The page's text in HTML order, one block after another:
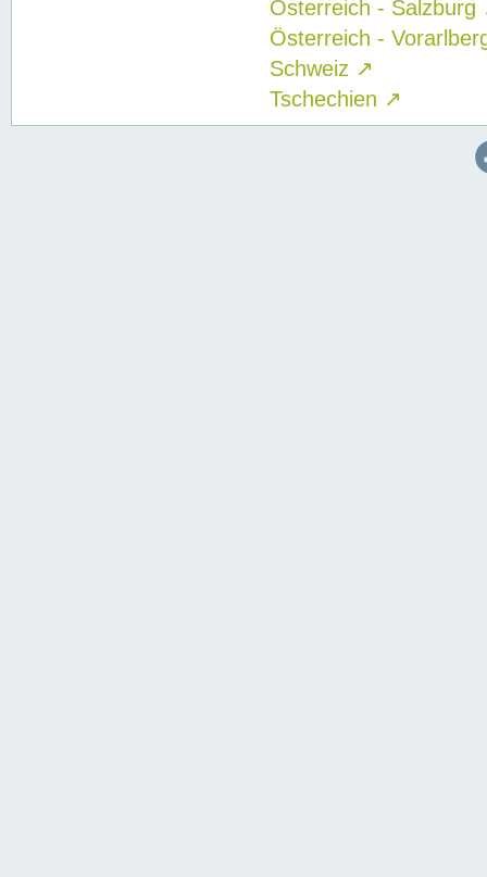
Österreich - Salzburg
Österreich -
Schweiz ↗
Tschechien ↗